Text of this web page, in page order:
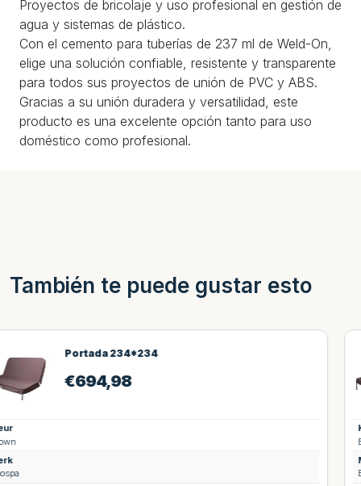
Proyectos de bricolaje y uso profesional en gestión de
agua y sistemas de plástico.
Con el cemento para tuberías de 237 ml de Weld-On,
elige una solución confiable, resistente y transparente
para todos sus proyectos de unión de PVC y ABS.
Gracias a su unión duradera y versatilidad, este
producto es una excelente opción tanto para uso
doméstico como profesional.
También te puede gustar esto
Portada 231*231